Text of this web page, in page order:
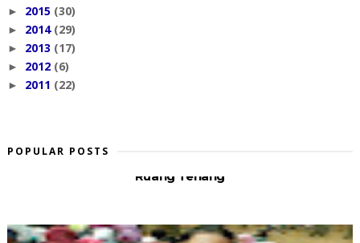
► 2015 (30)
► 2014 (29)
► 2013 (17)
► 2012 (6)
► 2011 (22)
POPULAR POSTS
Ruang Tenang